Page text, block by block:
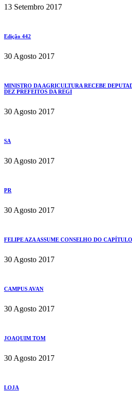
13 Setembro 2017
Edição 442
30 Agosto 2017
MINISTRO DA AGRICULTURA RECEBE
DEZ PREFEITOS DA REGI
30 Agosto 2017
SA
30 Agosto 2017
PR
30 Agosto 2017
FELIPE AZA ASSUME CONSELHO DO
30 Agosto 2017
CAMPUS AVAN
30 Agosto 2017
JOAQUIM TOM
30 Agosto 2017
LOJA